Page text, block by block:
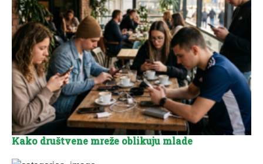
Kako društvene mreže oblikuju mlade